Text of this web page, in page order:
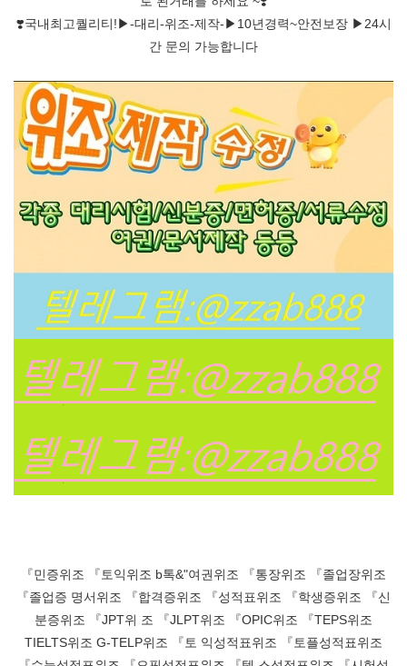
❣️국내최고퀄리티!▶-대리-위조-제작-▶10년경력~안전보장 ▶24시
간 문의 가능합니다
『민증위조 『토익위조 b톡&"여권위조 『통장위조 『졸업장위조
『졸업증 명서위조 『합격증위조 『성적표위조 『학생증위조 『신
분증위조 『JPT위 조 『JLPT위조 『OPIC위조 『TEPS위조
TIELTS위조 G-TELP위조 『토 익성적표위조 『토플성적표위조